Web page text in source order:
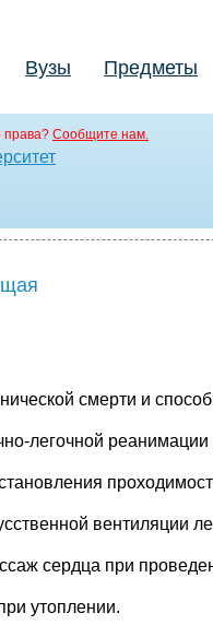
Вузы Предметы
права? Сообщите нам.
смерти и
легочной реанимации
вентиляции
сердца при
утоплении.